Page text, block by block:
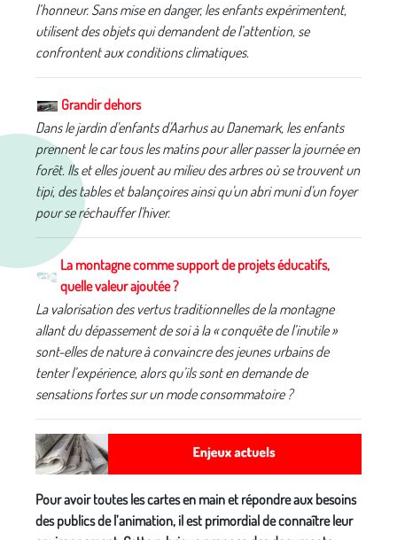
l’honneur. Sans mise en danger, les enfants expérimentent,
utilisent des objets qui demandent de l’attention, se
confrontent aux conditions climatiques.
Grandir dehors
Dans le jardin d'enfants d'Aarhus au Danemark, les enfants
prennent le car tous les matins pour aller passer la journée en
forêt. Ils et elles jouent au milieu des arbres où se trouvent un
tipi, des tables et balançoires ainsi qu'un abri muni d'un foyer
pour se réchauffer l'hiver.
La montagne comme support de projets éducatifs,
quelle valeur ajoutée ?
La valorisation des vertus traditionnelles de la montagne
allant du dépassement de soi à la « conquête de l’inutile »
sont-elles de nature à convaincre des jeunes urbains de
tenter l’expérience, alors qu’ils sont en demande de
sensations fortes sur un mode consommatoire ?
Pour avoir toutes les cartes en main et répondre aux besoins
des publics de l’animation, il est primordial de connaître leur